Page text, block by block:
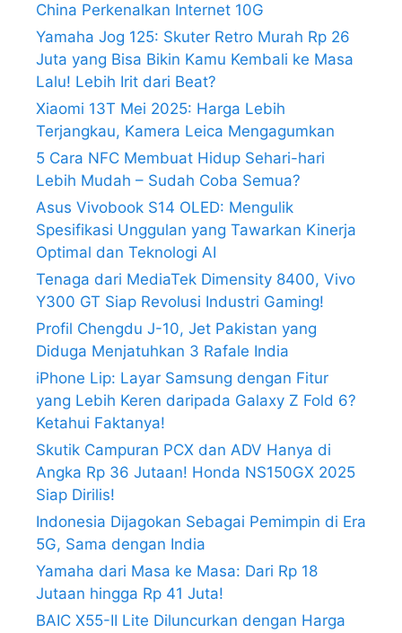
China Perkenalkan Internet 10G
Yamaha Jog 125: Skuter Retro Murah Rp 26
Juta yang Bisa Bikin Kamu Kembali ke Masa
Lalu! Lebih Irit dari Beat?
Xiaomi 13T Mei 2025: Harga Lebih
Terjangkau, Kamera Leica Mengagumkan
5 Cara NFC Membuat Hidup Sehari-hari
Lebih Mudah – Sudah Coba Semua?
Asus Vivobook S14 OLED: Mengulik
Spesifikasi Unggulan yang Tawarkan Kinerja
Optimal dan Teknologi AI
Tenaga dari MediaTek Dimensity 8400, Vivo
Y300 GT Siap Revolusi Industri Gaming!
Profil Chengdu J-10, Jet Pakistan yang
Diduga Menjatuhkan 3 Rafale India
iPhone Lip: Layar Samsung dengan Fitur
yang Lebih Keren daripada Galaxy Z Fold 6?
Ketahui Faktanya!
Skutik Campuran PCX dan ADV Hanya di
Angka Rp 36 Jutaan! Honda NS150GX 2025
Siap Dirilis!
Indonesia Dijagokan Sebagai Pemimpin di Era
5G, Sama dengan India
Yamaha dari Masa ke Masa: Dari Rp 18
Jutaan hingga Rp 41 Juta!
BAIC X55-II Lite Diluncurkan dengan Harga